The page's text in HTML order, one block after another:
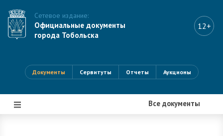
Сетевое издание:
Официальные документы
города Тобольска
12+
Документы Сервитуты Отчеты Аукционы
Все документы
|||